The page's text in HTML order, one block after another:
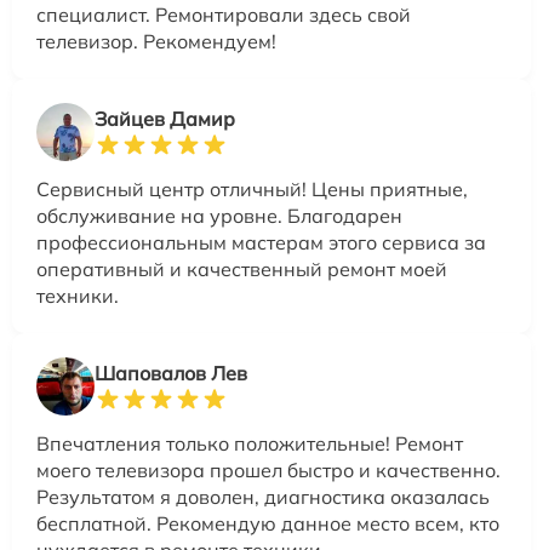
специалист. Ремонтировали здесь свой
телевизор. Рекомендуем!
Зайцев Дамир
Сервисный центр отличный! Цены приятные,
обслуживание на уровне. Благодарен
профессиональным мастерам этого сервиса за
оперативный и качественный ремонт моей
техники.
Шаповалов Лев
Впечатления только положительные! Ремонт
моего телевизора прошел быстро и качественно.
Результатом я доволен, диагностика оказалась
бесплатной. Рекомендую данное место всем, кто